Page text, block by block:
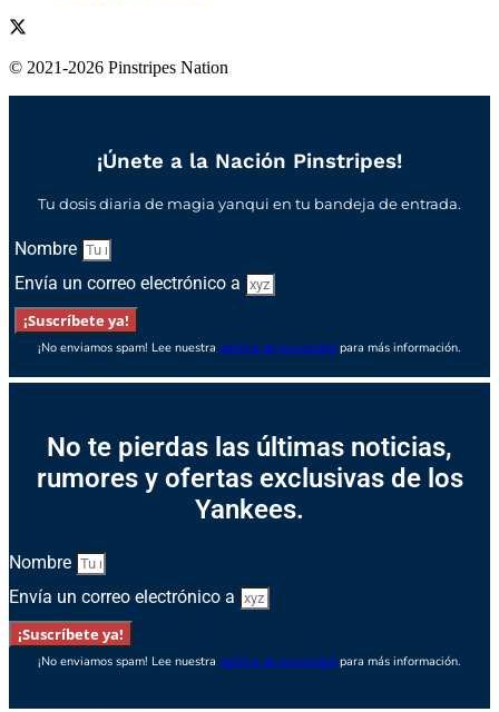
© 2021-2026 Pinstripes Nation
¡Únete a la Nación Pinstripes!
Tu dosis diaria de magia yanqui en tu bandeja de entrada.
Nombre
Envía un correo electrónico a
¡Suscríbete ya!
¡No enviamos spam! Lee nuestra política de privacidad para más información.
No te pierdas las últimas noticias,
rumores y ofertas exclusivas de los
Yankees.
Nombre
Envía un correo electrónico a
¡Suscríbete ya!
¡No enviamos spam! Lee nuestra política de privacidad para más información.